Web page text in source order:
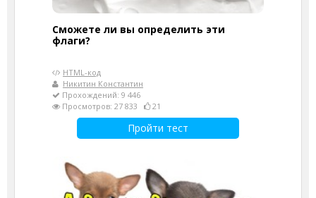
Сможете ли вы определить эти
флаги?
HTML-код
Никитин Константин
Прохождений: 9 446
Просмотров: 27 833
21
Пройти тест